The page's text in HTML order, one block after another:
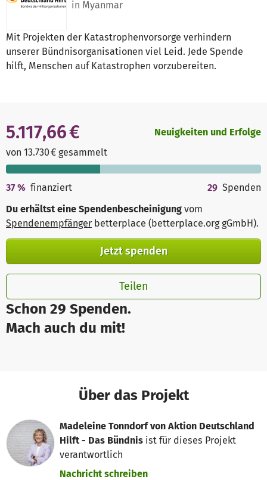
in Myanmar
Mit Projekten der Katastrophenvorsorge verhindern
unserer Bündnisorganisationen viel Leid. Jede Spende
hilft, Menschen auf Katastrophen vorzubereiten.
Schon 29 Spenden.
Mach auch du mit!
5.117,66 €
von 13.730 € gesammelt
Neuigkeiten und Erfolge
37% finanziert 29 Spenden
Du erhältst eine Spendenbescheinigung vom
Spendenempfänger betterplace (betterplace.org gGmbH).
Jetzt spenden
Teilen
Über das Projekt
Madeleine Tonndorf von Aktion Deutschland
Hilft - Das Bündnis ist für dieses Projekt
verantwortlich
Nachricht schreiben